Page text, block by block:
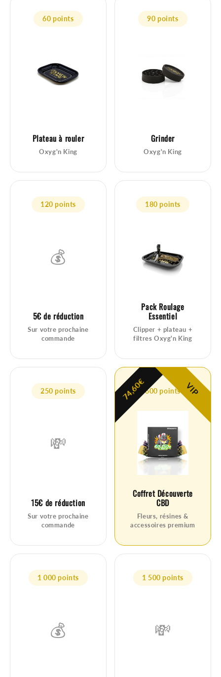
60 points
Plateau à rouler
Oxyg'n King
90 points
Grinder
Oxyg'n King
120 points
💰
5€ de réduction
Sur votre prochaine
commande
180 points
Pack Roulage
Essentiel
Clipper + plateau +
filtres Oxyg'n King
250 points
💸
15€ de réduction
Sur votre prochaine
commande
74,60€ VIP
600 points
Coffret Découverte
CBD
Fleurs, résines &
accessoires premium
1 000 points
💰
1 500 points
💸